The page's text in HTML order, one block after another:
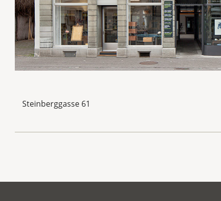
Steinberggasse 61